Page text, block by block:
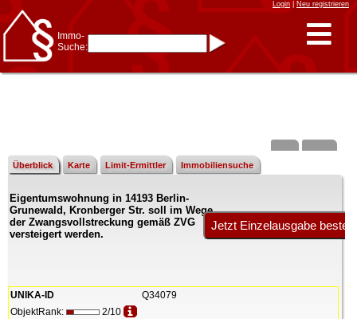
Login| Neu registrieren
Immo-
Suche:
z.B.:15 Frankfurtfür
Frankfurt/Oder
und6 Frankfurtfür Frankfurt
Immobiliensuche
nach Kreis
nach Amtsgericht
Überblick Karte Limit-Ermittler Immobiliensuche
Eigentumswohnung in 14193 Berlin-
Grunewald, Kronberger Str. soll im Wege
der Zwangsvollstreckung gemäß ZVG
versteigert werden.
UNIKA-ID
Q34079
ObjektRank:
2/10